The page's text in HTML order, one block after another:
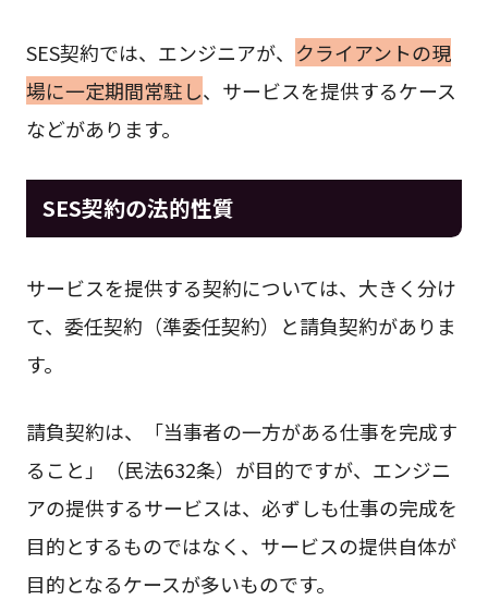
SES契約では、エンジニアが、 クライアントの現
場に一定期間常駐し、サービスを提供するケース
などがあります。
SES契約の法的性質
サービスを提供する契約については、大きく分け
て、委任契約（準委任契約）と請負契約がありま
す。
請負契約は、「当事者の一方がある仕事を完成す
ること」（民法632条）が目的ですが、エンジニ
アの提供するサービスは、必ずしも仕事の完成を
目的とするものではなく、サービスの提供自体が
目的となるケースが多いものです。